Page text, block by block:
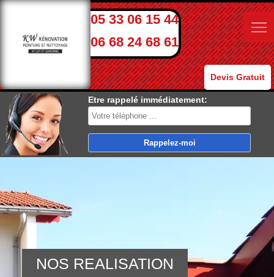
05 33 06 15 44
06 68 24 68 61
Devis Gratuit
Etre rappelé immédiatement:
NOS REALISATION